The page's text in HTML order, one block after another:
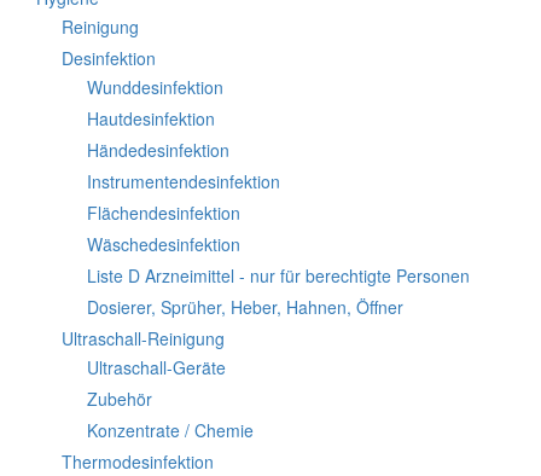
Reinigung
Desinfektion
Wunddesinfektion
Hautdesinfektion
Händedesinfektion
Instrumentendesinfektion
Flächendesinfektion
Wäschedesinfektion
Liste D Arzneimittel - nur für berechtigte Personen
Dosierer, Sprüher, Heber, Hahnen, Öffner
Ultraschall-Reinigung
Ultraschall-Geräte
Zubehör
Konzentrate / Chemie
Thermodesinfektion